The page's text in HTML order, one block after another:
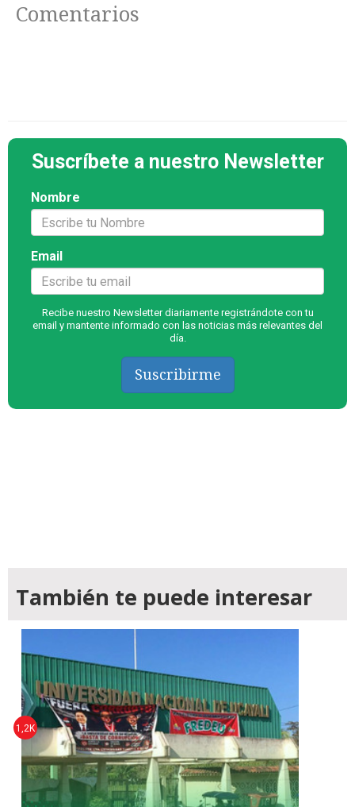
Comentarios
Suscríbete a nuestro Newsletter
Nombre
Email
Recibe nuestro Newsletter diariamente registrándote con tu
email y mantente informado con las noticias más relevantes del
día.
Suscribirme
También te puede interesar
1,2K